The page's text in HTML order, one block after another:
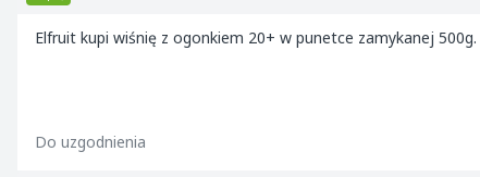
Do uzgodnienia